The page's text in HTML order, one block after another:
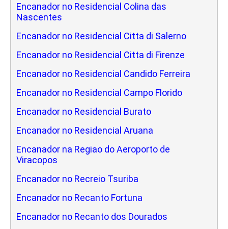
Encanador no Residencial Colina das
Nascentes
Encanador no Residencial Citta di Salerno
Encanador no Residencial Citta di Firenze
Encanador no Residencial Candido Ferreira
Encanador no Residencial Campo Florido
Encanador no Residencial Burato
Encanador no Residencial Aruana
Encanador na Regiao do Aeroporto de
Viracopos
Encanador no Recreio Tsuriba
Encanador no Recanto Fortuna
Encanador no Recanto dos Dourados